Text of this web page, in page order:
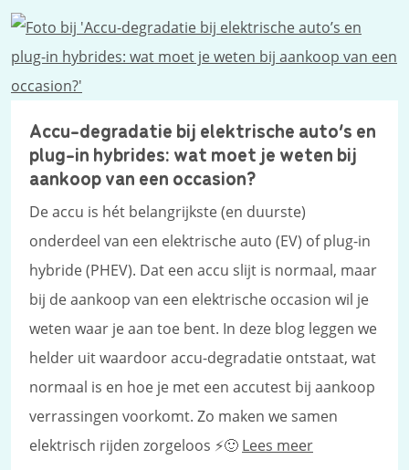
Accu-degradatie bij elektrische auto’s en
plug-in hybrides: wat moet je weten bij
aankoop van een occasion?
De accu is hét belangrijkste (en duurste)
onderdeel van een elektrische auto (EV) of plug-in
hybride (PHEV). Dat een accu slijt is normaal, maar
bij de aankoop van een elektrische occasion wil je
weten waar je aan toe bent. In deze blog leggen we
helder uit waardoor accu-degradatie ontstaat, wat
normaal is en hoe je met een accutest bij aankoop
verrassingen voorkomt. Zo maken we samen
elektrisch rijden zorgeloos ⚡🙂 Lees meer